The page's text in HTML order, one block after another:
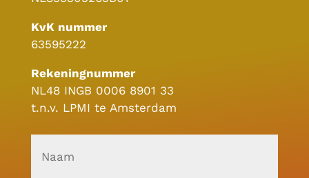
KvK nummer
63595222
Rekeningnummer
NL48 INGB 0006 8901 33
t.n.v. LPMI te Amsterdam